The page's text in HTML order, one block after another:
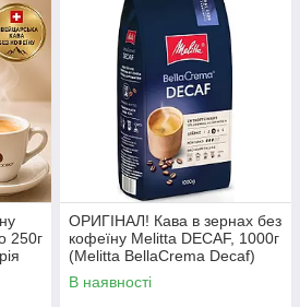
250г
ОРИГІНАЛ! Кава в зернах без
кофеїну Melitta DECAF, 1000г
(Melitta BellaCrema Decaf)
В наявності